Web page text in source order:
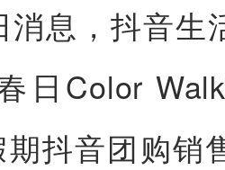
消息，抖音生
日Color
期抖音团购销